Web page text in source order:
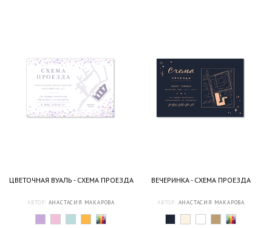
ЦВЕТОЧНАЯ ВУАЛЬ - СХЕМА ПРОЕЗДА
АВТОР: АНАСТАСИЯ МАКАРОВА
ВЕЧЕРИНКА - СХЕМА ПРОЕЗДА
АВТОР: АНАСТАСИЯ МАКАРОВА